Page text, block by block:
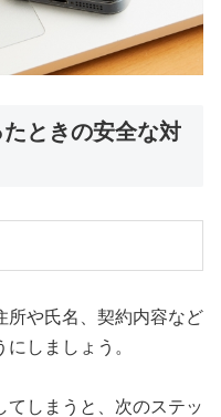
ときの安全な対
所や氏名、契約内容など
しましょう。
てしまうと、次のステッ